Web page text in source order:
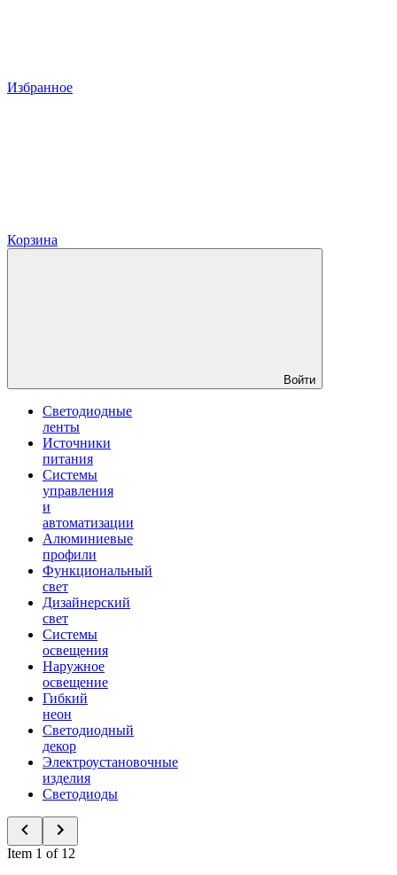
Избранное
Корзина
Войти
Светодиодные
ленты
Источники
питания
Системы
управления
и
автоматизации
Алюминиевые
профили
Функциональный
свет
Дизайнерский
свет
Системы
освещения
Наружное
освещение
Гибкий
неон
Светодиодный
декор
Электроустановочные
изделия
Светодиоды
Item 1 of 12